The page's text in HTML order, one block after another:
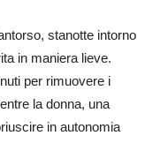
stanotte intorno
in maniera lieve.
per rimuovere i
la donna, una
in autonomia